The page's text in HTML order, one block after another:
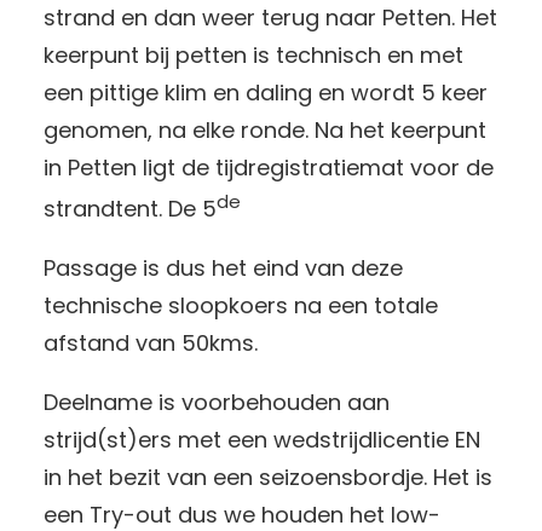
strand en dan weer terug naar Petten. Het
keerpunt bij petten is technisch en met
een pittige klim en daling en wordt 5 keer
genomen, na elke ronde. Na het keerpunt
in Petten ligt de tijdregistratiemat voor de
strandtent. De 5de
Passage is dus het eind van deze
technische sloopkoers na een totale
afstand van 50kms.
Deelname is voorbehouden aan
strijd(st)ers met een wedstrijdlicentie EN
in het bezit van een seizoensbordje. Het is
een Try-out dus we houden het low-